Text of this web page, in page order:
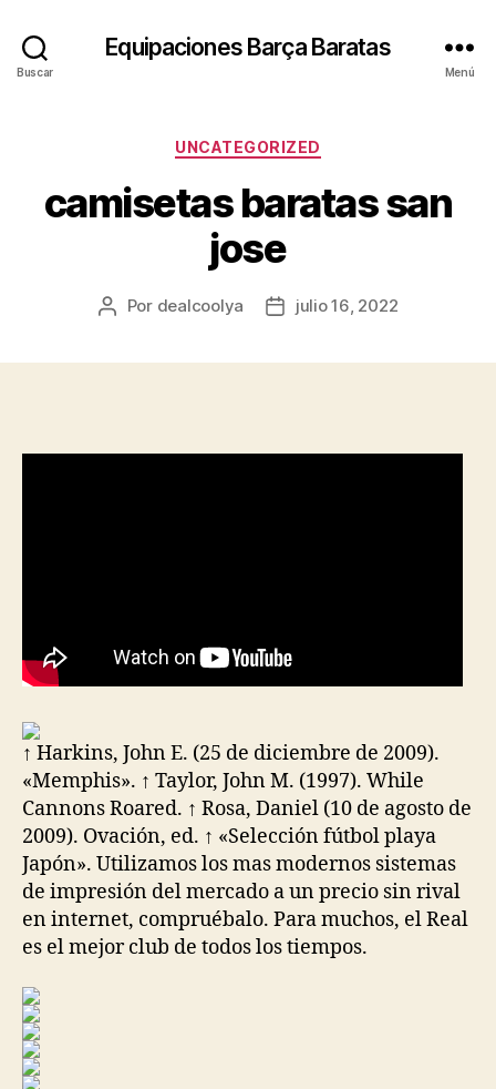
Buscar
Equipaciones Barça Baratas
Menú
Categorías
UNCATEGORIZED
camisetas baratas san
jose
Autor
Por dealcoolya
Fechajulio 16, 2022
↑ Harkins, John E. (25 de diciembre de 2009).
«Memphis». ↑ Taylor, John M. (1997). While
Cannons Roared. ↑ Rosa, Daniel (10 de agosto de
2009). Ovación, ed. ↑ «Selección fútbol playa
Japón». Utilizamos los mas modernos sistemas
de impresión del mercado a un precio sin rival
en internet, compruébalo. Para muchos, el Real
es el mejor club de todos los tiempos.